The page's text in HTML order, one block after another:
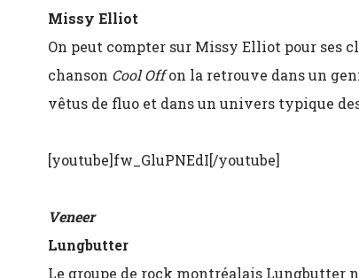
Missy Elliot
On peut compter sur Missy Elliot pour ses
chanson Cool Offon la retrouve dans un
vêtus de fluo et dans un univers typique
[youtube]fw_GluPNEdI[/youtube]
Veneer
Lungbutter
Le groupe de rock montréalais Lungbutter